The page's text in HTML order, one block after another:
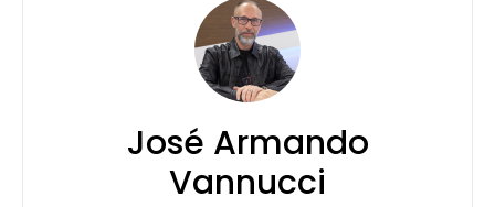
José Armando
Vannucci